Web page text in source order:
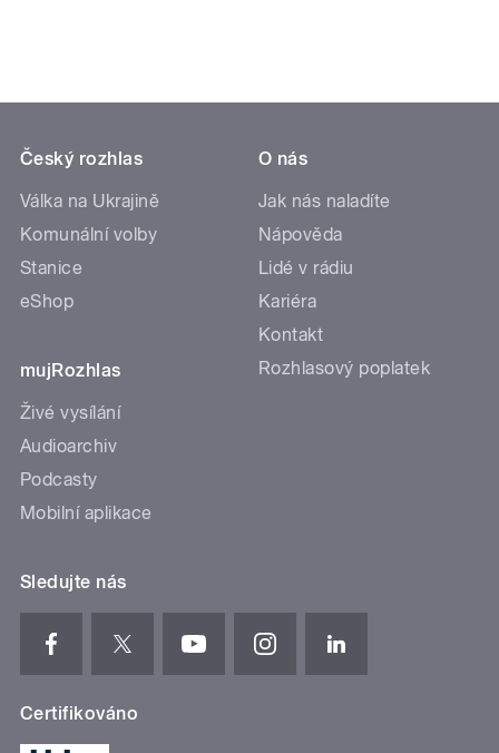
Český rozhlas
Válka na Ukrajině
Komunální volby
Stanice
eShop
mujRozhlas
Živé vysílání
Audioarchiv
Podcasty
Mobilní aplikace
O nás
Jak nás naladíte
Nápověda
Lidé v rádiu
Kariéra
Kontakt
Rozhlasový poplatek
Sledujte nás
Certifikováno